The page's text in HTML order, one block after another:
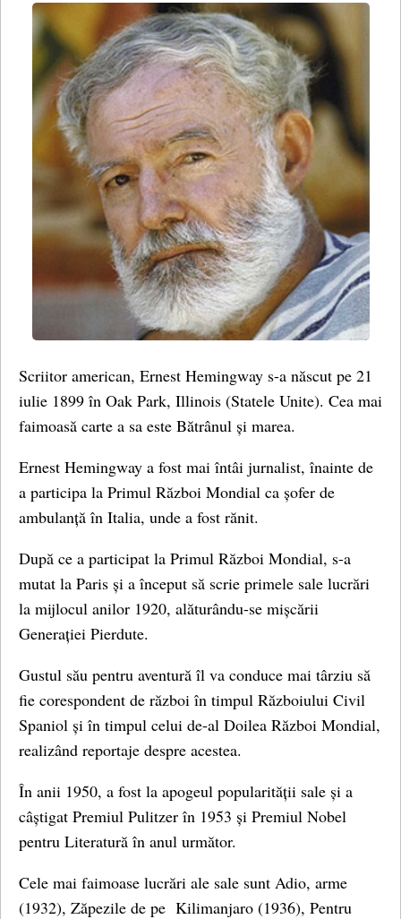
Scriitor american, Ernest Hemingway s-a născut pe 21
iulie 1899 în Oak Park, Illinois (Statele Unite). Cea mai
faimoasă carte a sa este Bătrânul și marea.
Ernest Hemingway a fost mai întâi jurnalist, înainte de
a participa la Primul Război Mondial ca șofer de
ambulanță în Italia, unde a fost rănit.
După ce a participat la Primul Război Mondial, s-a
mutat la Paris și a început să scrie primele sale lucrări
la mijlocul anilor 1920, alăturându-se mișcării
Generației Pierdute.
Gustul său pentru aventură îl va conduce mai târziu să
fie corespondent de război în timpul Războiului Civil
Spaniol și în timpul celui de-al Doilea Război Mondial,
realizând reportaje despre acestea.
În anii 1950, a fost la apogeul popularității sale și a
câștigat Premiul Pulitzer în 1953 și Premiul Nobel
pentru Literatură în anul următor.
Cele mai faimoase lucrări ale sale sunt Adio, arme
(1932), Zăpezile de pe Kilimanjaro (1936), Pentru